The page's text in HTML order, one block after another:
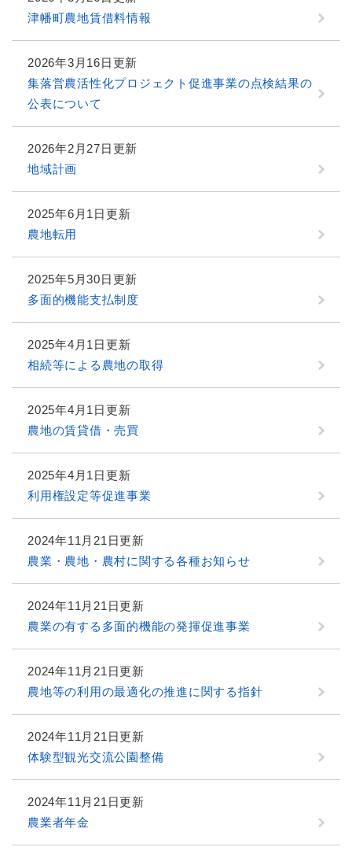
津幡町農地賃借料情報
2026年3月16日更新
集落営農活性化プロジェクト促進事業の点検結果の
公表について
2026年2月27日更新
地域計画
2025年6月1日更新
農地転用
2025年5月30日更新
多面的機能支払制度
2025年4月1日更新
相続等による農地の取得
2025年4月1日更新
農地の賃貸借・売買
2025年4月1日更新
利用権設定等促進事業
2024年11月21日更新
農業・農地・農村に関する各種お知らせ
2024年11月21日更新
農業の有する多面的機能の発揮促進事業
2024年11月21日更新
農地等の利用の最適化の推進に関する指針
2024年11月21日更新
体験型観光交流公園整備
2024年11月21日更新
農業者年金